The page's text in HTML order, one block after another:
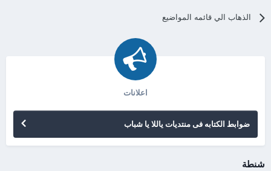
الذهاب الي قائمه المواضيع
اعلانات
ضوابط الكتابه فى منتديات ياللا يا شباب
شنطة